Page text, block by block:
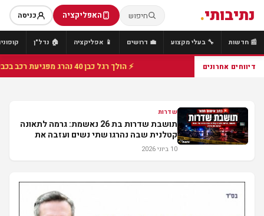
נתיבותי. חיפוש האפליקציה כניסה
📰 חדשות 🔧 בעלי מקצוע 💼 דרושים 📱 אפליקציה 🏠 נדל"ן
דיווחים אחרונים ⚡ הולך רגל כבן 40 נהרג מפגיעת רכב בכביש 25 סמוך לצומת הנשיא, מתנדבי זק"א פועלו בזירה
שדרות
תושבת שדרות בת 26 נאשמת: גרמה לתאונה
קטלנית שבה נהרגו שתי נשים ועזבה את
הזירה
10 ביוני 2026